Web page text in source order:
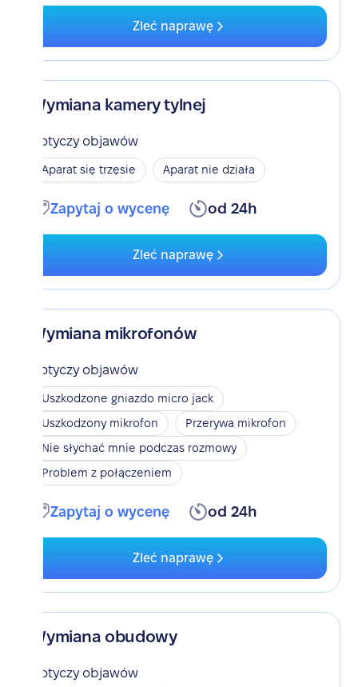
Zleć naprawę
Wymiana kamery tylnej
Dotyczy objawów
Aparat się trzęsie Aparat nie działa
Zapytaj o wycenę od 24h
Zleć naprawę
Wymiana mikrofonów
Dotyczy objawów
Uszkodzone gniazdo micro jack
Uszkodzony mikrofon
Przerywa mikrofon
Nie słychać mnie podczas rozmowy
Problem z połączeniem
Zapytaj o wycenę od 24h
Zleć naprawę
Wymiana obudowy
Dotyczy objawów